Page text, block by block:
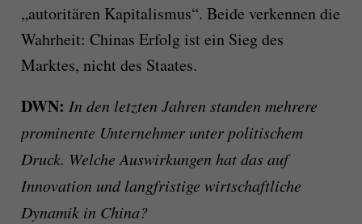
„autoritären Kapitalismus“. Beide verkennen die
Wahrheit: Chinas Erfolg ist ein Sieg des
Marktes, nicht des Staates.
DWN: In den letzten Jahren standen mehrere
prominente Unternehmer unter politischem
Druck. Welche Auswirkungen hat das auf
Innovation und langfristige wirtschaftliche
Dynamik in China?